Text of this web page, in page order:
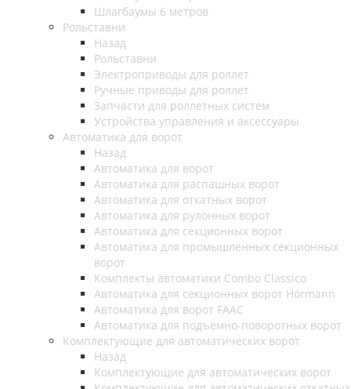
Шлагбаумы 6 метров
Рольставни
Назад
Рольставни
Электроприводы для роллет
Ручные приводы для роллет
Запчасти для роллетных систем
Устройства управления и аксессуары
Автоматика для ворот
Назад
Автоматика для ворот
Автоматика для распашных ворот
Автоматика для откатных ворот
Автоматика для рулонных ворот
Автоматика для секционных ворот
Автоматика для промышленных секционных
ворот
Комплекты автоматики Combo Classico
Автоматика для секционных ворот Hörmann
Автоматика для ворот FAAC
Автоматика для подъемно-поворотных ворот
Комплектующие для автоматических ворот
Назад
Комплектующие для автоматических ворот